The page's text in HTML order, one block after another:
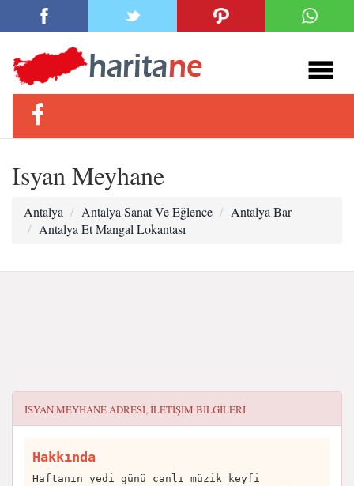
Isyan Meyhane
Antalya Antalya Sanat Ve Eğlence
Antalya Bar
Antalya Et Mangal Lokantası
ISYAN MEYHANEADRESI, ILETIŞIM BILGILERI
Hakkında
Haftanın yedi günü canlı müzik keyfi